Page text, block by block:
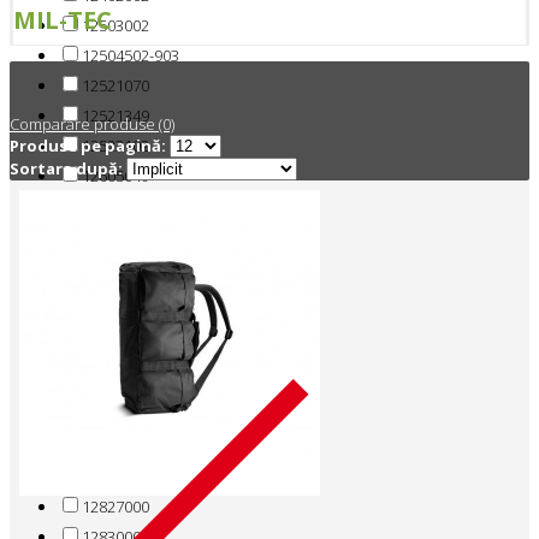
12503002
12504502-903
12521070
12521349
12523102
12605049
12820000
12822141
12823000
12824001
12824002
12824005
12827000
MIL-TEC
Comparare produse (0)
Produse pe pagină:
Sortare după: